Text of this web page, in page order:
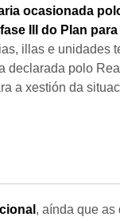
ocasionada
III do Plan
illas e unidades
polo
a xestión da
, aínda que as